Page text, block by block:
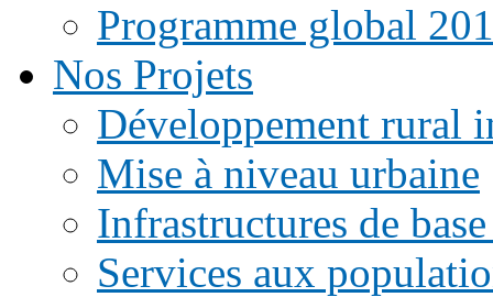
Programme global
Nos Projets
Développement rural
Mise à niveau urbaine
Infrastructures de
Services aux